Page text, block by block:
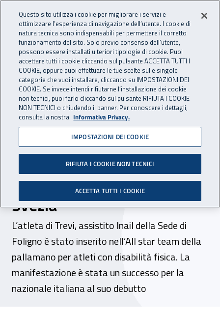
INAIL - Istituto Nazionale
Apri cerca
Navigazione principale
Navigazione - Ti trovi in:
Home Inail comunica News
15 dicembre 2016
Massimo Cagiola ai
campionati europei di
wheelchair handball in
Svezia
L’atleta di Trevi, assistito Inail della Sede di
Foligno è stato inserito nell’All star team della
pallamano per atleti con disabilità fisica. La
manifestazione è stata un successo per la
nazionale italiana al suo debutto
Questo sito utilizza i cookie per migliorare i servizi e
ottimizzare l’esperienza di navigazione dell’utente. I cookie di
natura tecnica sono indispensabili per permettere il corretto
funzionamento del sito. Solo previo consenso dell’utente,
possono essere installati ulteriori tipologie di cookie. Puoi
accettare tutti i cookie cliccando sul pulsante ACCETTA TUTTI I
COOKIE, oppure puoi effettuare le tue scelte sulle singole
categorie che vuoi installare, cliccando su IMPOSTAZIONI DEI
COOKIE. Se invece intendi rifiutarne l’installazione dei cookie
non tecnici, puoi farlo cliccando sul pulsante RIFIUTA I COOKIE
NON TECNICI o chiudendo il banner. Per conoscere i dettagli,
consulta la nostra Informativa Privacy.
IMPOSTAZIONI DEI COOKIE
RIFIUTA I COOKIE NON TECNICI
ACCETTA TUTTI I COOKIE